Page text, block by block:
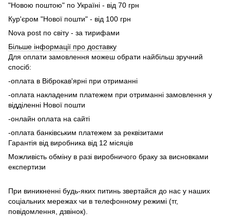
"Новою поштою" по Україні - від 70 грн
Кур'єром "Нової пошти" - від 100 грн
Nova post по світу - за тирифами
Більше інформації про доставку
Для оплати замовлення можеш обрати найбільш зручний
спосіб:
-оплата в Віброкав'ярні при отриманні
-оплата накладеним платежем при отриманні замовлення у
відділенні Нової пошти
-онлайн оплата на сайті
-оплата банківським платежем за реквізитами
Гарантія від виробника від 12 місяців
Можливість обміну в разі виробничого браку за висновками
експертизи
При виникненні будь-яких питинь звертайся до нас у наших
соціальних мережах чи в телефонному режимі (тг,
повідомлення, дзвінок).